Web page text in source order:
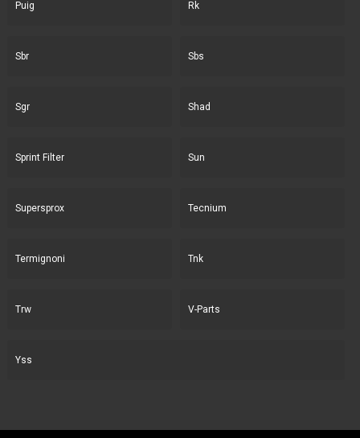
Puig Rk
Sbr Sbs
Sgr Shad
Sprint Filter Sun
Supersprox Tecnium
Termignoni Tnk
Trw V-Parts
Yss